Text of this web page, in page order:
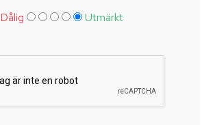
Dålig Utmärkt